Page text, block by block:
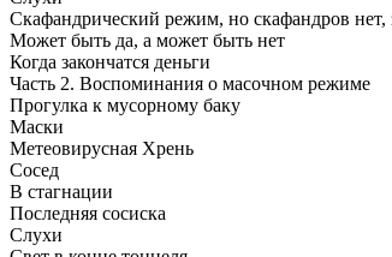
Скафандрический режим, но скафандров нет,
Может быть да, а может быть нет
Когда закончатся деньги
Часть 2. Воспоминания о масочном режиме
Прогулка к мусорному баку
Маски
Метеовирусная Хрень
Сосед
В стагнации
Последняя сосиска
Слухи